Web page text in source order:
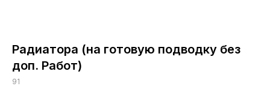
Радиатора (на готовую подводку без
доп. Работ)
91